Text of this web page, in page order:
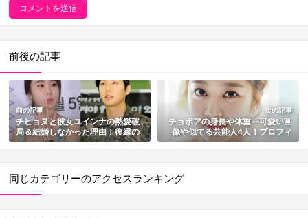
前後の記事
前の記事
チヒョヌと彼女ユインナの熱愛破
局＆結婚しなかった理由！復縁の
可能性は？
次の記事
チョボアの身長や体重～可愛い画
像や似てる芸能人4人！プロフィ
ールまとめ
同じカテゴリーのアクセスランキング